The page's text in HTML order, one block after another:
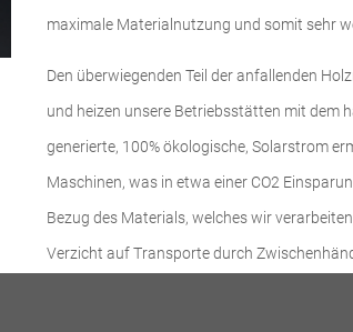
maximale Materialnutzung und somit sehr
Den überwiegenden Teil der anfallenden
und heizen unsere Betriebsstätten mit dem
generierte, 100% ökologische, Solarstrom
Maschinen, was in etwa einer CO2
Bezug des Materials, welches wir
Verzicht auf Transporte durch